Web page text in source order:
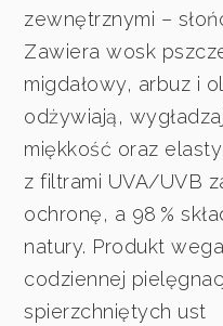
zewnętrznymi –
Zawiera wosk
migdałowy, arbuz i
odżywiają,
miękkość oraz
z filtrami UVA/UVB
ochronę, a 98 %
natury. Produkt
codziennej
spierzchniętych ust